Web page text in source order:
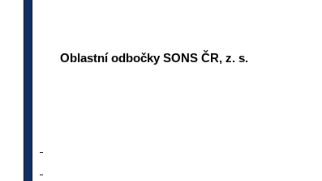
Oblastní odbočky SONS ČR, z. s.